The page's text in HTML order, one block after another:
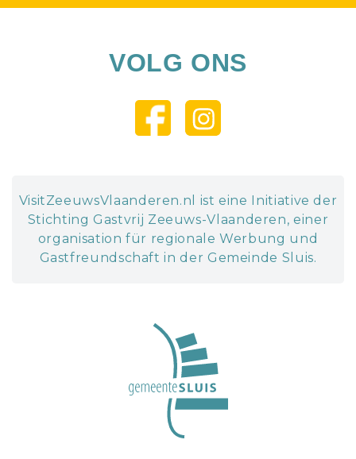
VOLG ONS
VisitZeeuwsVlaanderen.nl ist eine Initiative der
Stichting Gastvrij Zeeuws-Vlaanderen, einer
organisation für regionale Werbung und
Gastfreundschaft in der Gemeinde Sluis.